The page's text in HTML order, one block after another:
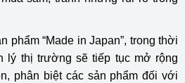
phẩm “Made in Japan”, trong thời
lý thị trường sẽ tiếp tục mở rộng
phân biệt các sản phẩm đối với